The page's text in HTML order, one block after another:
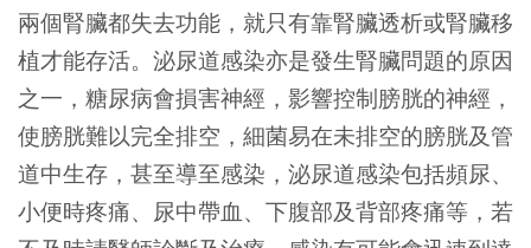
兩個腎臟都失去功能，就只有靠腎臟透析或腎臟移
植才能存活。泌尿道感染亦是發生腎臟問題的原因
之一，糖尿病會損害神經，影響控制膀胱的神經，
使膀胱難以完全排空，細菌易在未排空的膀胱及管
道中生存，甚至導至感染，泌尿道感染包括頻尿、
小便時疼痛、尿中帶血、下腹部及背部疼痛等，若